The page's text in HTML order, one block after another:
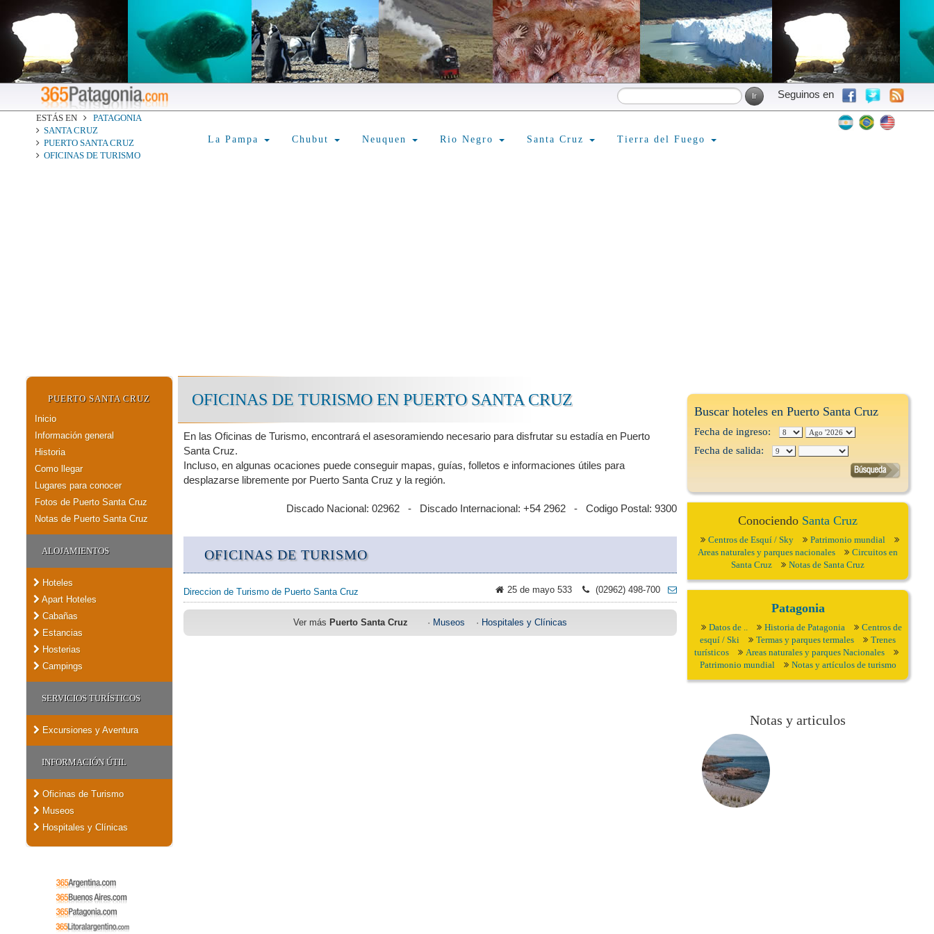
Seguinos en
ESTÁS EN
PATAGONIA
SANTA CRUZ
PUERTO SANTA CRUZ
OFICINAS DE TURISMO
La Pampa Chubut Neuquen Rio Negro Santa Cruz Tierra del Fuego
PUERTO SANTA CRUZ
Inicio
Información general
Historia
Como llegar
Lugares para conocer
Fotos de Puerto Santa Cruz
Notas de Puerto Santa Cruz
ALOJAMIENTOS
Hoteles
Apart Hoteles
Cabañas
Estancias
Hosterias
Campings
SERVICIOS TURÍSTICOS
Excursiones y Aventura
INFORMACIÓN ÚTIL
Oficinas de Turismo
Museos
Hospitales y Clínicas
OFICINAS DE TURISMO EN PUERTO SANTA CRUZ
En las Oficinas de Turismo, encontrará el asesoramiendo necesario para disfrutar su estadía en Puerto
Santa Cruz.
Incluso, en algunas ocaciones puede conseguir mapas, guías, folletos e informaciones útiles para
desplazarse libremente por Puerto Santa Cruz y la región.
Discado Nacional: 02962 - Discado Internacional: +54 2962 - Codigo Postal: 9300
OFICINAS DE TURISMO
Direccion de Turismo de Puerto Santa Cruz 25 de mayo 533 (02962) 498-700
Ver más Puerto Santa Cruz · Museos · Hospitales y Clínicas
Buscar hoteles en Puerto Santa Cruz
Fecha de ingreso:
Fecha de salida:
Conociendo Santa Cruz
Centros de Esquí / Sky
Patrimonio mundial
Areas naturales y parques nacionales
Circuitos en
Santa Cruz
Notas de Santa Cruz
Patagonia
Datos de .. Historia de Patagonia
Centros de
esquí / Ski
Termas y parques termales
Trenes
turísticos
Areas naturales y parques Nacionales
Patrimonio mundial
Notas y artículos de turismo
Notas y articulos